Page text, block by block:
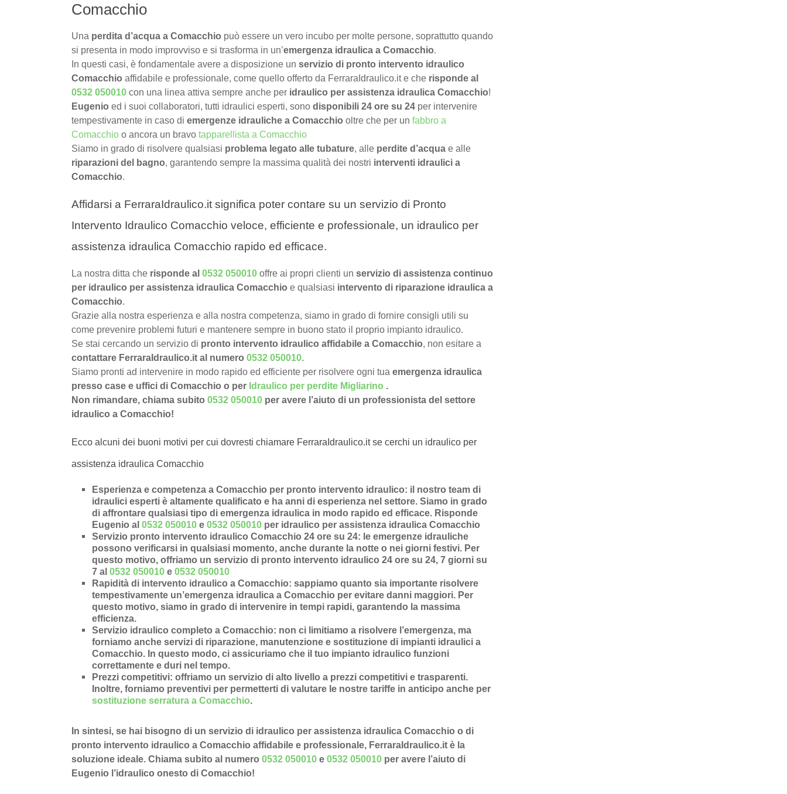
Comacchio
Una perdita d’acqua a Comacchio può essere un vero incubo per molte persone, soprattutto quando
si presenta in modo improvviso e si trasforma in un’emergenza idraulica a Comacchio.
In questi casi, è fondamentale avere a disposizione un servizio di pronto intervento idraulico
Comacchio affidabile e professionale, come quello offerto da FerraraIdraulico.it e che risponde al
0532 050010 con una linea attiva sempre anche per idraulico per assistenza idraulica Comacchio!
Eugenio ed i suoi collaboratori, tutti idraulici esperti, sono disponibili 24 ore su 24 per intervenire
tempestivamente in caso di emergenze idrauliche a Comacchio oltre che per un fabbro a
Comacchio o ancora un bravo tapparellista a Comacchio
Siamo in grado di risolvere qualsiasi problema legato alle tubature, alle perdite d’acqua e alle
riparazioni del bagno, garantendo sempre la massima qualità dei nostri interventi idraulici a
Comacchio.
Affidarsi a FerraraIdraulico.it significa poter contare su un servizio di Pronto
Intervento Idraulico Comacchio veloce, efficiente e professionale, un idraulico per
assistenza idraulica Comacchio rapido ed efficace.
La nostra ditta che risponde al 0532 050010 offre ai propri clienti un servizio di assistenza continuo
per idraulico per assistenza idraulica Comacchio e qualsiasi intervento di riparazione idraulica a
Comacchio.
Grazie alla nostra esperienza e alla nostra competenza, siamo in grado di fornire consigli utili su
come prevenire problemi futuri e mantenere sempre in buono stato il proprio impianto idraulico.
Se stai cercando un servizio di pronto intervento idraulico affidabile a Comacchio, non esitare a
contattare FerraraIdraulico.it al numero 0532 050010.
Siamo pronti ad intervenire in modo rapido ed efficiente per risolvere ogni tua emergenza idraulica
presso case e uffici di Comacchio o per Idraulico per perdite Migliarino .
Non rimandare, chiama subito 0532 050010 per avere l’aiuto di un professionista del settore
idraulico a Comacchio!
Ecco alcuni dei buoni motivi per cui dovresti chiamare FerraraIdraulico.it se cerchi un idraulico per
assistenza idraulica Comacchio
Esperienza e competenza a Comacchio per pronto intervento idraulico: il nostro team di
idraulici esperti è altamente qualificato e ha anni di esperienza nel settore. Siamo in grado
di affrontare qualsiasi tipo di emergenza idraulica in modo rapido ed efficace. Risponde
Eugenio al 0532 050010 e 0532 050010 per idraulico per assistenza idraulica Comacchio
Servizio pronto intervento idraulico Comacchio 24 ore su 24: le emergenze idrauliche
possono verificarsi in qualsiasi momento, anche durante la notte o nei giorni festivi. Per
questo motivo, offriamo un servizio di pronto intervento idraulico 24 ore su 24, 7 giorni su
7 al 0532 050010 e 0532 050010
Rapidità di intervento idraulico a Comacchio: sappiamo quanto sia importante risolvere
tempestivamente un’emergenza idraulica a Comacchio per evitare danni maggiori. Per
questo motivo, siamo in grado di intervenire in tempi rapidi, garantendo la massima
efficienza.
Servizio idraulico completo a Comacchio: non ci limitiamo a risolvere l’emergenza, ma
forniamo anche servizi di riparazione, manutenzione e sostituzione di impianti idraulici a
Comacchio. In questo modo, ci assicuriamo che il tuo impianto idraulico funzioni
correttamente e duri nel tempo.
Prezzi competitivi: offriamo un servizio di alto livello a prezzi competitivi e trasparenti.
Inoltre, forniamo preventivi per permetterti di valutare le nostre tariffe in anticipo anche per
sostituzione serratura a Comacchio.
In sintesi, se hai bisogno di un servizio di idraulico per assistenza idraulica Comacchio o di
pronto intervento idraulico a Comacchio affidabile e professionale, FerraraIdraulico.it è la
soluzione ideale. Chiama subito al numero 0532 050010 e 0532 050010 per avere l’aiuto di
Eugenio l’idraulico onesto di Comacchio!